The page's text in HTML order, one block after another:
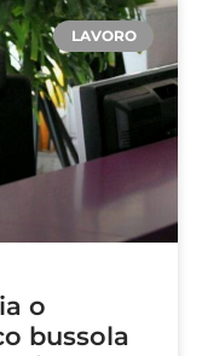
LAVORO
o
bussola